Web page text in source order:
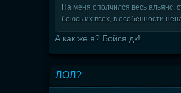
На меня ополчился весь альянс,
боюсь их всех, в особенности
А как же я? Бойся дк!
ЛОЛ?